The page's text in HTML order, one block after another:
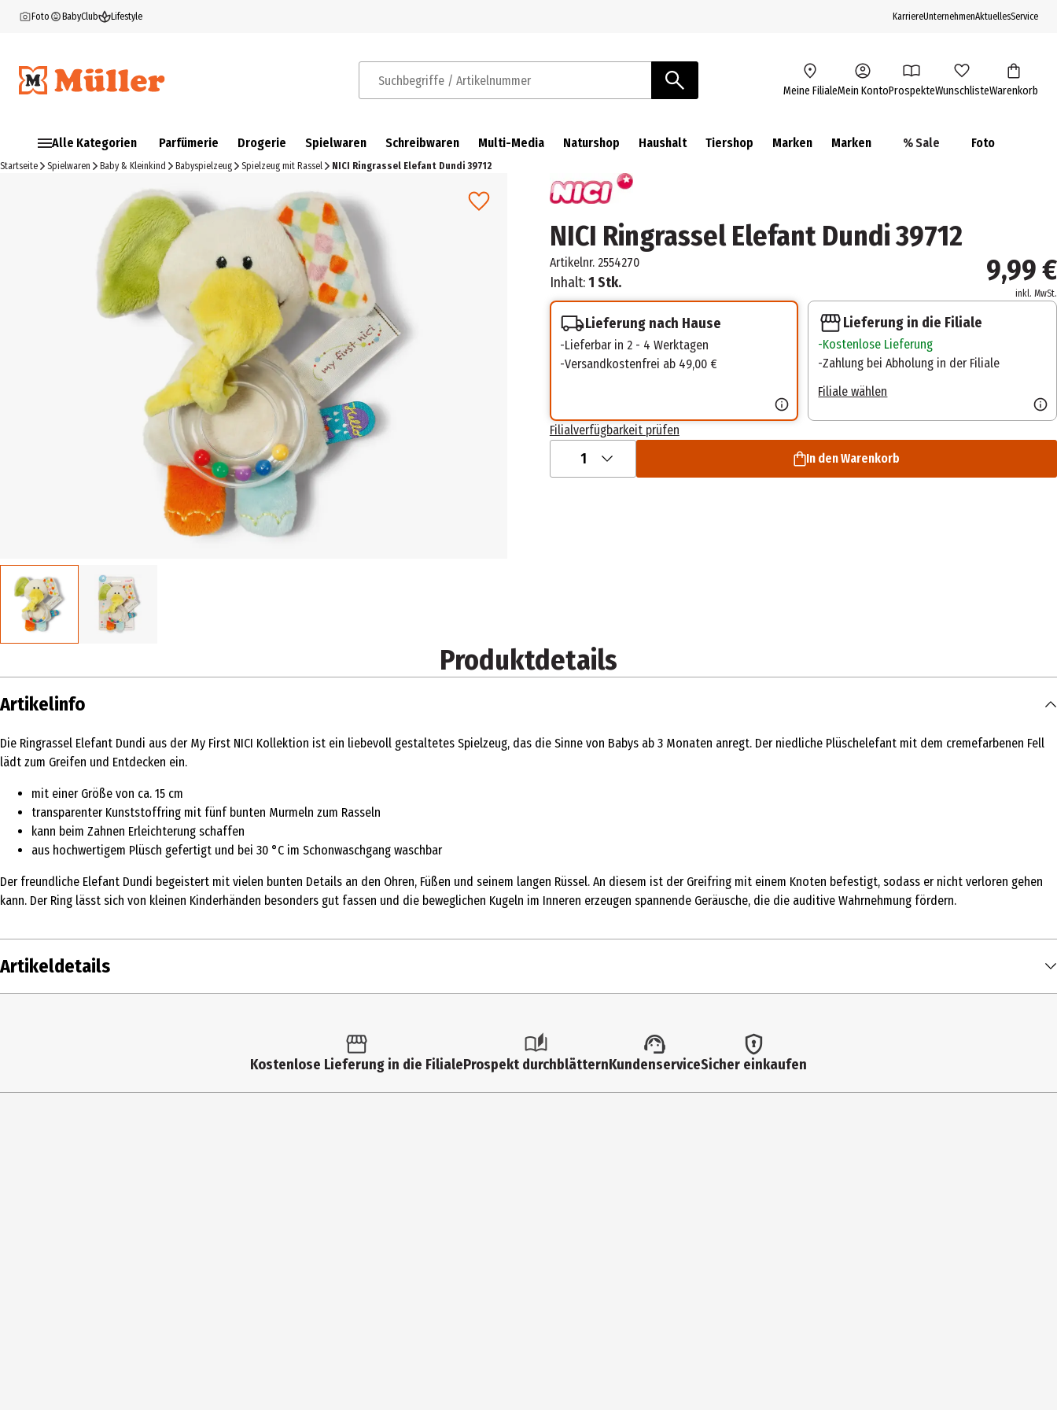
Foto BabyClub Lifestyle KarriereUnternehmenAktuellesService
Suchbegriffe / Artikelnummer Meine FilialeMein KontoProspekteWunschlisteWarenkorb
Alle Kategorien Parfümerie Drogerie Spielwaren Schreibwaren Multi-Media Naturshop Haushalt Tiershop Marken Marken % Sale Foto
Startseite Spielwaren Baby & Kleinkind Babyspielzeug Spielzeug mit Rassel NICI Ringrassel Elefant Dundi 39712
NICI Ringrassel Elefant Dundi 39712
Artikelnr. 2554270
Inhalt:1 Stk. 9,99 €
inkl. MwSt.
Lieferung nach Hause
Lieferbar in 2 - 4 Werktagen
Versandkostenfrei ab 49,00 €
Lieferung in die Filiale
Kostenlose Lieferung
Zahlung bei Abholung in der Filiale
Filiale wählen
Filialverfügbarkeit prüfen
1 In den Warenkorb
Produktdetails
Artikelinfo
Die Ringrassel Elefant Dundi aus der My First NICI Kollektion ist ein liebevoll gestaltetes Spielzeug, das die Sinne von Babys ab 3 Monaten anregt. Der niedliche Plüschelefant mit dem cremefarbenen Fell
lädt zum Greifen und Entdecken ein.
mit einer Größe von ca. 15 cm
transparenter Kunststoffring mit fünf bunten Murmeln zum Rasseln
kann beim Zahnen Erleichterung schaffen
aus hochwertigem Plüsch gefertigt und bei 30 °C im Schonwaschgang waschbar
Der freundliche Elefant Dundi begeistert mit vielen bunten Details an den Ohren, Füßen und seinem langen Rüssel. An diesem ist der Greifring mit einem Knoten befestigt, sodass er nicht verloren gehen
kann. Der Ring lässt sich von kleinen Kinderhänden besonders gut fassen und die beweglichen Kugeln im Inneren erzeugen spannende Geräusche, die die auditive Wahrnehmung fördern.
Artikeldetails
Rasseln | Greiflinge
3 Jahre
Kostenlose Lieferung in die FilialeProspekt durchblätternKundenserviceSicher einkaufen